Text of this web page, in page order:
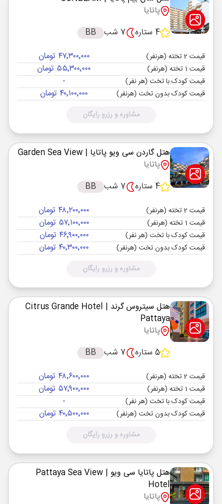
پاتایا
4 ستاره
7 شب BB
قیمت 2 تخته (هرنفر) ۴۷٬۳۰۰٬۰۰۰ تومان
قیمت 1 تخته (هرنفر) ۵۵٬۳۰۰٬۰۰۰ تومان
قیمت کودک با تخت (هر نفر) -
قیمت کودک بدون تخت (هرنفر) ۴۰٬۱۰۰٬۰۰۰ تومان
مشاوره و رزرو رایگان
هتل گاردن سی ویو پاتایا | Garden Sea View
پاتایا
4 ستاره
7 شب BB
قیمت 2 تخته (هرنفر) ۴۸٬۲۰۰٬۰۰۰ تومان
قیمت 1 تخته (هرنفر) ۵۷٬۱۰۰٬۰۰۰ تومان
قیمت کودک با تخت (هر نفر) ۴۶٬۹۰۰٬۰۰۰ تومان
قیمت کودک بدون تخت (هرنفر) ۴۰٬۳۰۰٬۰۰۰ تومان
مشاوره و رزرو رایگان
هتل سیتروس گرند
| Citrus Grande Hotel
Pattaya
پاتایا
5 ستاره
7 شب BB
قیمت 2 تخته (هرنفر) ۴۸٬۶۰۰٬۰۰۰ تومان
قیمت 1 تخته (هرنفر) ۵۷٬۹۰۰٬۰۰۰ تومان
قیمت کودک با تخت (هر نفر) -
قیمت کودک بدون تخت (هرنفر) ۴۰٬۵۰۰٬۰۰۰ تومان
مشاوره و رزرو رایگان
هتل پاتایا سی ویو
| Pattaya Sea View
Hotel
پاتایا